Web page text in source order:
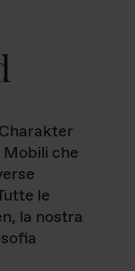
che
le
la nostra